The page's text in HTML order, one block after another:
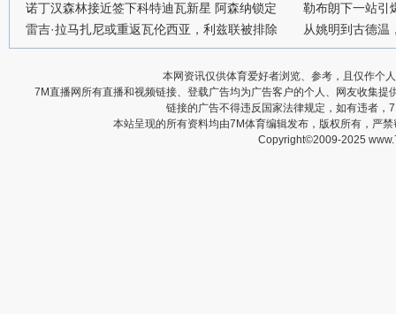
诺丁汉森林接近签下科特迪瓦新星 阿森纳锁定
雷吉·拉马扎尼或重返瓦伦西亚，利兹联被排除
勒布朗下一站引
从姚明到古德温
本网资讯仅供体育爱好者浏览、参考，且仅作个
7M直播网所有直播和视频链接、登载广告均为广告客户的个人、网友收集
链接的广告不得违反国家法律规定，如有违者
本站呈现的所有资料均由7M体育编辑发布，版权所有，严
Copyright©2009-2025